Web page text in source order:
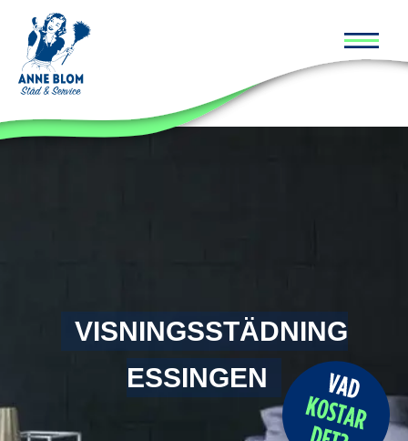
VISNINGSSTÄDNING
ESSINGEN
VISNINGSSTÄDNING
ESSINGEN